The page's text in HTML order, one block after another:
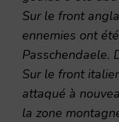
Sur le front
ennemies ont
Passchendaele.
Sur le front
attaqué à
la zone